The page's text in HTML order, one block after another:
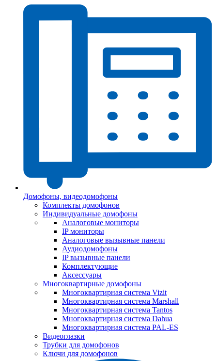
Домофоны, видеодомофоны
Комплекты домофонов
Индивидуальные домофоны
Аналоговые мониторы
IP мониторы
Аналоговые вызывные панели
Аудиодомофоны
IP вызывные панели
Комплектующие
Аксессуары
Многоквартирные домофоны
Многоквартирная система Vizit
Многоквартирная система Marshall
Многоквартирная система Tantos
Многоквартирная система Dahua
Многоквартирная система PAL-ES
Видеоглазки
Трубки для домофонов
Ключи для домофонов